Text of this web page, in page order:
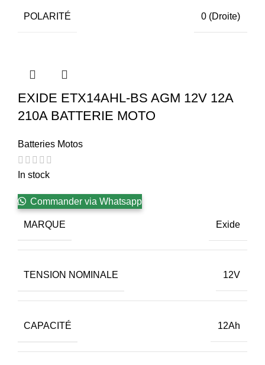
POLARITÉ 0 (Droite)
EXIDE ETX14AHL-BS AGM 12V 12A
210A BATTERIE MOTO
Batteries Motos
In stock
Commander via Whatsapp
MARQUE Exide
TENSION NOMINALE 12V
CAPACITÉ 12Ah